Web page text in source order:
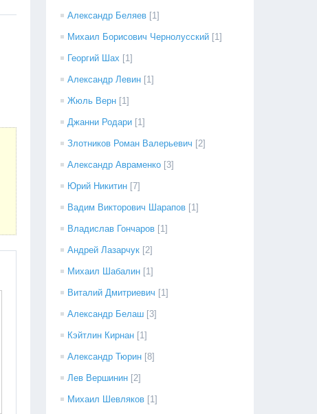
Александр Беляев [1]
Михаил Борисович Чернолусский [1]
Георгий Шах [1]
Александр Левин [1]
Жюль Верн [1]
Джанни Родари [1]
Злотников Роман Валерьевич [2]
Александр Авраменко [3]
Юрий Никитин [7]
Вадим Викторович Шарапов [1]
Владислав Гончаров [1]
Андрей Лазарчук [2]
Михаил Шабалин [1]
Виталий Дмитриевич [1]
Александр Белаш [3]
Кэйтлин Кирнан [1]
Александр Тюрин [8]
Лев Вершинин [2]
Михаил Шевляков [1]